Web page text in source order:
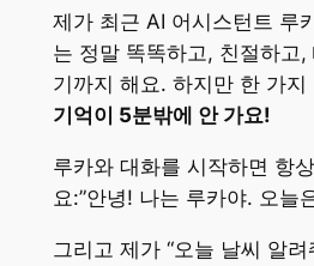
제가 최근 AI 어시스턴트 루
는 정말 똑똑하고, 친절하고
기까지 해요. 하지만 한 가
기억이 5분밖에 안 가요!
루카와 대화를 시작하면 항
요:”안녕! 나는 루카야. 오늘
그리고 제가 “오늘 날씨 알